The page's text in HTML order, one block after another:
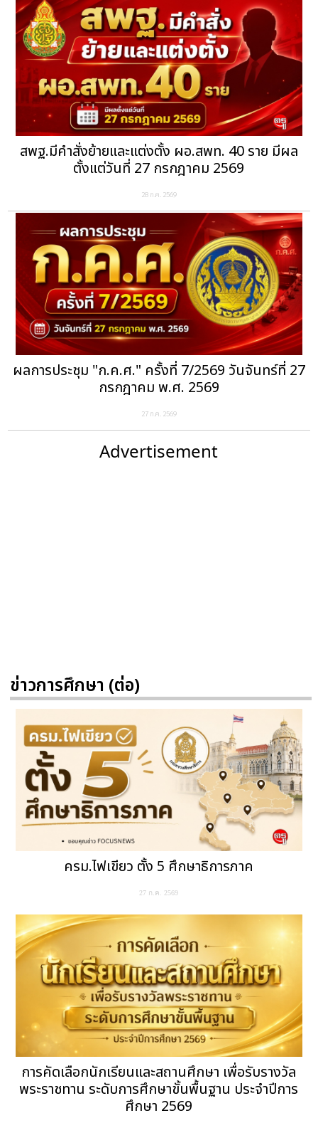
สพฐ.มีคำสั่งย้ายและแต่งตั้ง ผอ.สพท. 40 ราย มีผล
ตั้งแต่วันที่ 27 กรกฎาคม 2569
28 ก.ค. 2569
ผลการประชุม "ก.ค.ศ." ครั้งที่ 7/2569 วันจันทร์ที่ 27
กรกฎาคม พ.ศ. 2569
27 ก.ค. 2569
Advertisement
ข่าวการศึกษา (ต่อ)
ครม.ไฟเขียว ตั้ง 5 ศึกษาธิการภาค
27 ก.ค. 2569
การคัดเลือกนักเรียนและสถานศึกษา เพื่อรับรางวัล
พระราชทาน ระดับการศึกษาขั้นพื้นฐาน ประจำปีการ
ศึกษา 2569